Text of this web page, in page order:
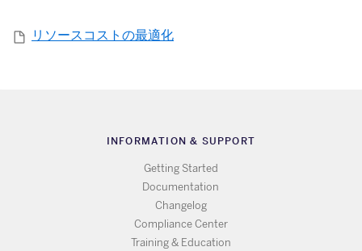
リソースコストの最適化
INFORMATION & SUPPORT
Getting Started
Documentation
Changelog
Compliance Center
Training & Education